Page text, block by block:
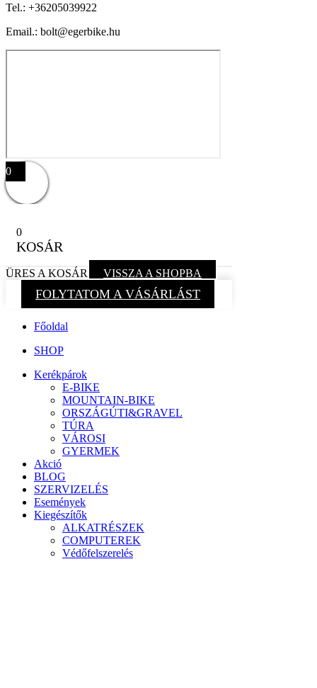
Tel.: +36205039922
Email.: bolt@egerbike.hu
0
0
KOSÁR
ÜRES A KOSÁR VISSZA A SHOPBA
FOLYTATOM A VÁSÁRLÁST
Főoldal
SHOP
Kerékpárok
E-BIKE
MOUNTAIN-BIKE
ORSZÁGÚTI&GRAVEL
TÚRA
VÁROSI
GYERMEK
Akció
BLOG
SZERVIZELÉS
Események
Kiegészítők
ALKATRÉSZEK
COMPUTEREK
Védőfelszerelés